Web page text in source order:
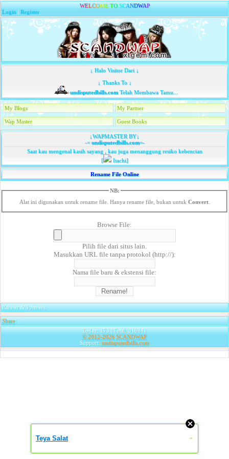
WELCOME TO SCANDWAP
Login |Register
↓ Halo Visitor Dari ↓
↓ Thanks To ↓
undisputedbills.comTelah Membawa Tamu...
My Blogs My Partner
Wap Master Guest Books
↓WAPMASTER BY↓
-=undisputedbills.com=-
Saat kau mengenal kasih sayang , kau juga menanggung resiko kebencian
[
Itachi]
Rename File Online
NB:
Alat ini digunakan untuk rename file. Hanya rename file, bukan untuk Convert.
Browse File:
Pilih file dari situs lain.
Masukkan URL file tanpa protokol (http://):
Nama file baru & ekstensi file:
Banner & Partners
Share|
Today: 173 | Total: 316841
© 2012-2026 SCANDWAP
Support: undisputedbills.com
Teya Salat »